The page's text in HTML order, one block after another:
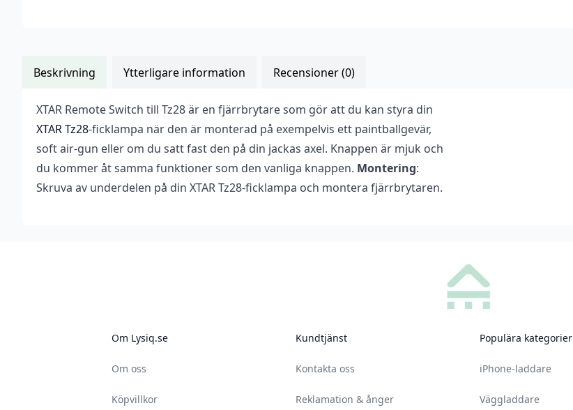
Beskrivning Ytterligare information Recensioner (0)
XTAR Remote Switch till Tz28 är en fjärrbrytare som gör att du kan styra din
XTAR Tz28-ficklampa när den är monterad på exempelvis ett paintballgevär,
soft air-gun eller om du satt fast den på din jackas axel. Knappen är mjuk och
du kommer åt samma funktioner som den vanliga knappen. Montering:
Skruva av underdelen på din XTAR Tz28-ficklampa och montera fjärrbrytaren.
Vikt
0,047 kg
Dimensioner
118 × 35 × 35 mm
Varumärke
XTAR
Recensioner
Det finns inga recensioner än.
Bli först med att recensera ”XTAR TZ28 Fjärrbrytare”
Du måste varainloggadför att skriva en recension.
Om Lysiq.se
Om oss
Köpvillkor
Kundtjänst
Kontakta oss
Reklamation & ånger
Populära kategorier
iPhone-laddare
Väggladdare